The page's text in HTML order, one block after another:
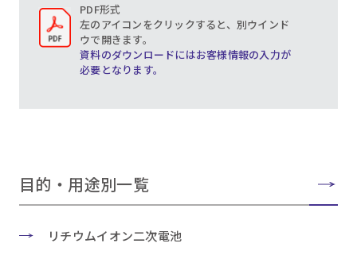
PDF形式
左のアイコンをクリックすると、別ウインド
ウで開きます。
資料のダウンロードにはお客様情報の入力が
必要となります。
目的・用途別一覧
リチウムイオン二次電池